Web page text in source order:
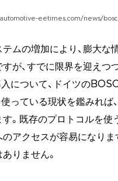
eetimes.com/news/
テムの増加により、膨大
が、すでに限界を迎えつ
について、ドイツの
っている現状を鑑みれば
。既存のプロトコルを使
アクセスが容易になりま
りません。